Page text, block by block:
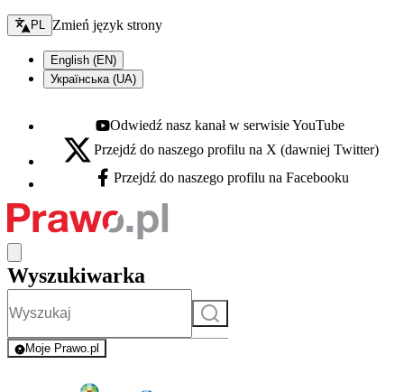
Zmień język - bieżący:
PL Zmień język strony
English (EN)
Українська (UA)
Youtube - otwiera się w nowej karcie
Odwiedź nasz kanał w serwisie YouTube
X - otwiera się w nowej karcie
Przejdź do naszego profilu na X (dawniej Twitter)
Facebook - otwiera się w nowej karcie
Przejdź do naszego profilu na Facebooku
Wyszukiwarka
Szukaj
Moje Prawo.pl
- rejestracja i logowanie do serwisu